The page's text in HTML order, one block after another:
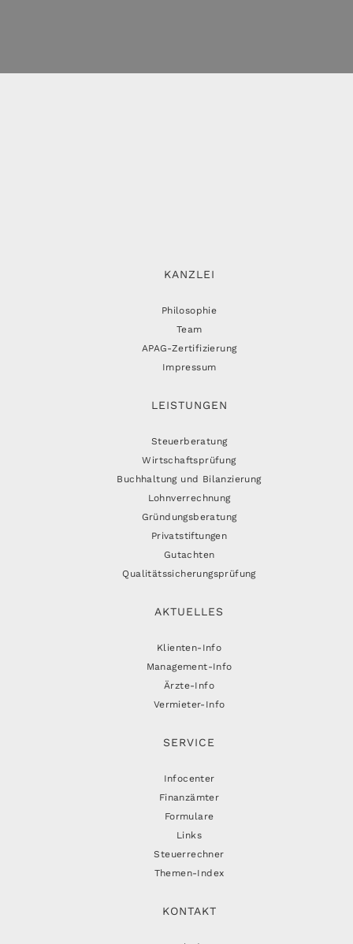
KANZLEI
Philosophie
Team
APAG-Zertifizierung
Impressum
LEISTUNGEN
Steuerberatung
Wirtschaftsprüfung
Buchhaltung und Bilanzierung
Lohnverrechnung
Gründungsberatung
Privatstiftungen
Gutachten
Qualitätssicherungsprüfung
AKTUELLES
Klienten-Info
Management-Info
Ärzte-Info
Vermieter-Info
SERVICE
Infocenter
Finanzämter
Formulare
Links
Steuerrechner
Themen-Index
KONTAKT